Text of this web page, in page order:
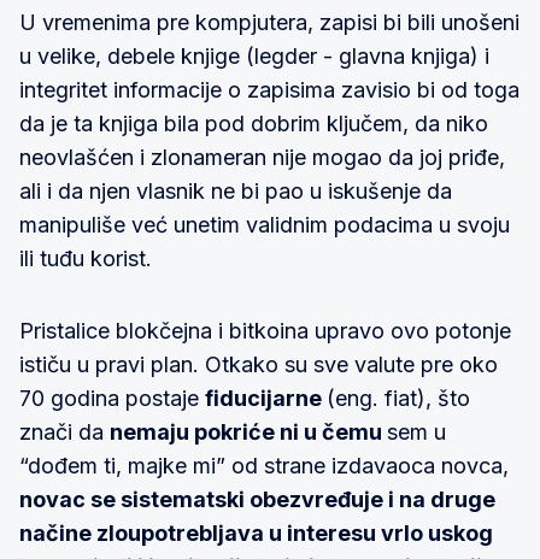
U vremenima pre kompjutera, zapisi bi bili unošeni
u velike, debele knjige (legder - glavna knjiga) i
integritet informacije o zapisima zavisio bi od toga
da je ta knjiga bila pod dobrim ključem, da niko
neovlašćen i zlonameran nije mogao da joj priđe,
ali i da njen vlasnik ne bi pao u iskušenje da
manipuliše već unetim validnim podacima u svoju
ili tuđu korist.
Pristalice blokčejna i bitkoina upravo ovo potonje
ističu u pravi plan. Otkako su sve valute pre oko
70 godina postaje fiducijarne (eng. fiat), što
znači da nemaju pokriće ni u čemu sem u
“dođem ti, majke mi” od strane izdavaoca novca,
novac se sistematski obezvređuje i na druge
načine zloupotrebljava u interesu vrlo uskog